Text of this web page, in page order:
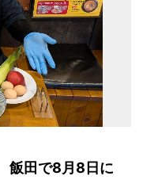
飯田で8月8日に